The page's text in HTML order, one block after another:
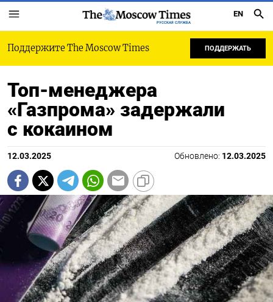
РУССКАЯ СЛУЖБА
EN
Поддержите The Moscow Times ПОДДЕРЖАТЬ
Топ-менеджера
«Газпрома» задержали
с кокаином
12.03.2025 Обновлено: 12.03.2025